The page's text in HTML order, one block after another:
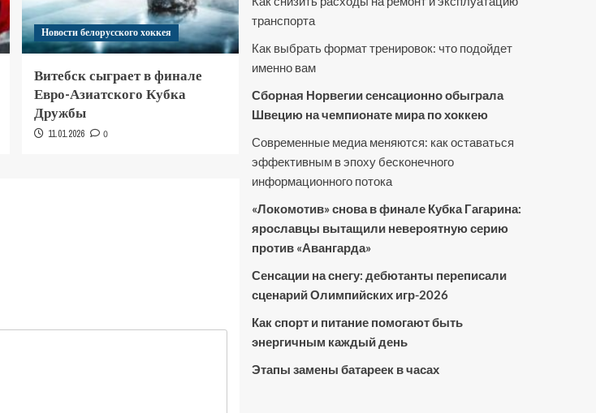
Новости белорусского хоккея
Витебск сыграет в финале
Евро-Азиатского Кубка
Дружбы
11.01.2026 0
транспорта
Как выбрать формат тренировок: что подойдет
именно вам
Сборная Норвегии сенсационно обыграла
Швецию на чемпионате мира по хоккею
Современные медиа меняются: как оставаться
эффективным в эпоху бесконечного
информационного потока
«Локомотив» снова в финале Кубка Гагарина:
ярославцы вытащили невероятную серию
против «Авангарда»
Сенсации на снегу: дебютанты переписали
сценарий Олимпийских игр-2026
Как спорт и питание помогают быть
энергичным каждый день
Этапы замены батареек в часах